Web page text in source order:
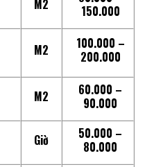
M2
150.000
M2
100.000 –
200.000
M2
60.000 –
90.000
Giờ
50.000 –
80.000